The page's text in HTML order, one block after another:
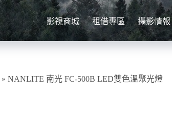
影視商城 租借專區 攝影情報
» NANLITE 南光 FC-500B LED雙色溫聚光燈